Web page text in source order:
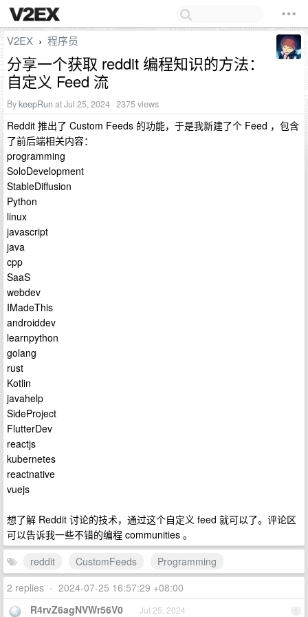
V2EX › 程序员
分享一个获取 reddit 编程知识的方法：
自定义 Feed 流
BykeepRun at Jul 25, 2024 · 2375 views
Reddit 推出了 Custom Feeds 的功能，于是我新建了个 Feed ，包含
了前后端相关内容：
programming
SoloDevelopment
StableDiffusion
Python
linux
javascript
java
cpp
SaaS
webdev
IMadeThis
androiddev
learnpython
golang
rust
Kotlin
javahelp
SideProject
FlutterDev
reactjs
kubernetes
reactnative
vuejs
想了解 Reddit 讨论的技术，通过这个自定义 feed 就可以了。评论区
可以告诉我一些不错的编程 communities 。
reddit
CustomFeeds
Programming
2 replies • 2024-07-25 16:57:29 +08:00
1
R4rvZ6agNVWr56V0 Jul 25, 2024